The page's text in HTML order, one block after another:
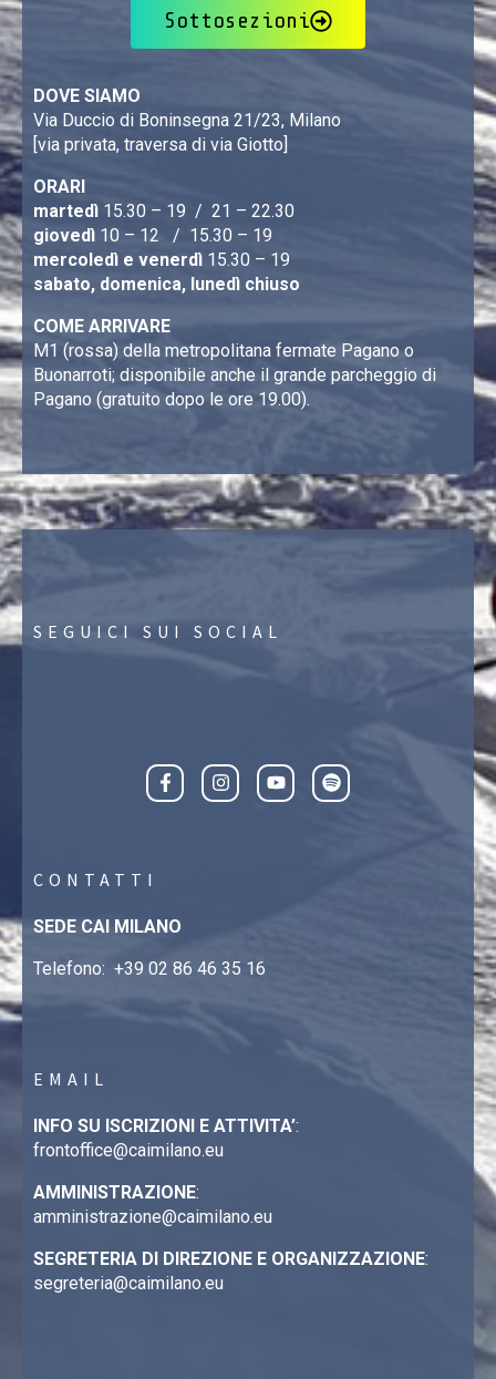
Sottosezioni
DOVE SIAMO
Via Duccio di Boninsegna 21/23, Milano
[via privata, traversa di via Giotto]
ORARI
martedì 15.30 – 19 / 21 – 22.30
giovedì 10 – 12 / 15.30 – 19
mercoledì e venerdì 15.30 – 19
sabato, domenica, lunedì chiuso
COME ARRIVARE
M1 (rossa) della metropolitana fermate Pagano o
Buonarroti; disponibile anche il grande parcheggio di
Pagano (gratuito dopo le ore 19.00).
SEGUICI SUI SOCIAL
CONTATTI
SEDE CAI MILANO
Telefono: +39 02 86 46 35 16
EMAIL
INFO SU ISCRIZIONI E ATTIVITA’:
frontoffice@caimilano.eu
AMMINISTRAZIONE:
amministrazione@caimilano.eu
SEGRETERIA DI DIREZIONE E ORGANIZZAZIONE:
segreteria@caimilano.eu